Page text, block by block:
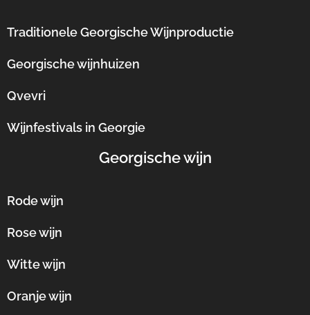
Traditionele Georgische Wijnproductie
Georgische wijnhuizen
Qvevri
Wijnfestivals in Georgie
Georgische wijn
Rode wijn
Rose wijn
Witte wijn
Oranje wijn